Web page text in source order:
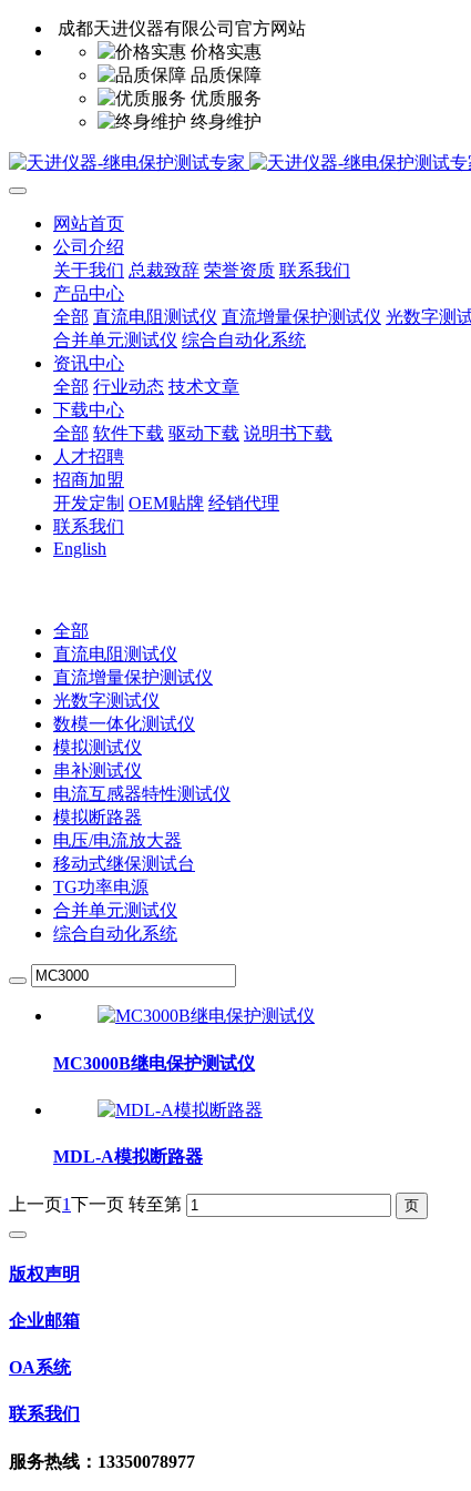
成都天进仪器有限公司官方网站
价格实惠
品质保障
优质服务
终身维护
网站首页
公司介绍
关于我们 总裁致辞 荣誉资质 联系我们
产品中心
全部 直流电阻测试仪 直流增量保护测试仪 光数字测
合并单元测试仪 综合自动化系统
资讯中心
全部 行业动态 技术文章
下载中心
全部 软件下载 驱动下载 说明书下载
人才招聘
招商加盟
开发定制 OEM贴牌 经销代理
联系我们
English
全部
直流电阻测试仪
直流增量保护测试仪
光数字测试仪
数模一体化测试仪
模拟测试仪
串补测试仪
电流互感器特性测试仪
模拟断路器
电压/电流放大器
移动式继保测试台
TG功率电源
合并单元测试仪
综合自动化系统
MC3000B继电保护测试仪
MDL-A模拟断路器
上一页1下一页 转至第
版权声明
企业邮箱
OA系统
联系我们
服务热线：13350078977